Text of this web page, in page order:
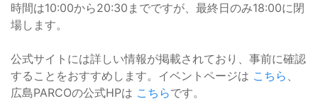
時間は10:00から20:30までですが、最終日のみ18:00に閉
場します。
公式サイトには詳しい情報が掲載されており、事前に確認
することをおすすめします。イベントページは こちら 、
広島PARCOの公式HPは こちらです。